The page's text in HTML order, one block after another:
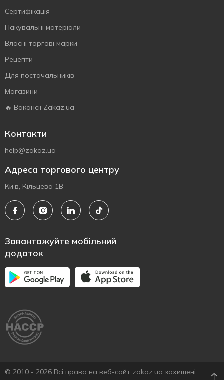
Сертифiкацiя
Пакувальні матеріали
Власнi торговi марки
Рецепти
Для постачальників
Магазини
🔥 Вакансії Zakaz.ua
Контакти
help@zakaz.ua
Адреса торгового центру
Київ, Кільцева 1В
Завантажуйте мобільний
додаток
© 2010 - 2026 Всі права на веб-сайт zakaz.ua захищені.